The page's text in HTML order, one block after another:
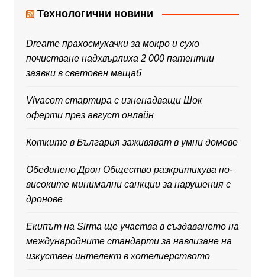
Технологични новини
Dreame прахосмукачки за мокро и сухо
почистване надхвърлиха 2 000 патентни
заявки в световен мащаб
Vivacom стартира с изненадващи Шок
оферти през август онлайн
Котките в България заживяват в умни домове
Обединено Дрон Общество разкритикува по-
високите минимални санкции за нарушения с
дронове
Екипът на Sirma ще участва в създаването на
международните стандарти за навлизане на
изкуствен интелект в хотелиерството